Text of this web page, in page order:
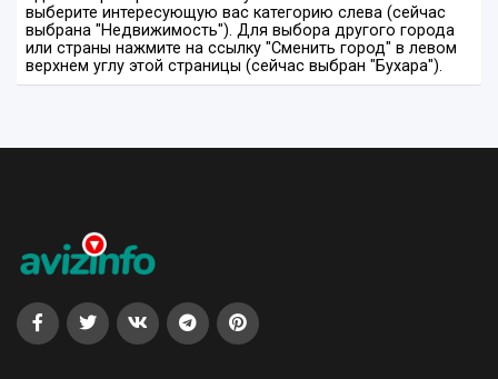
выберите интересующую вас категорию слева (сейчас
выбрана "Недвижимость"). Для выбора другого города
или страны нажмите на ссылку "Сменить город" в левом
верхнем углу этой страницы (сейчас выбран "Бухара").